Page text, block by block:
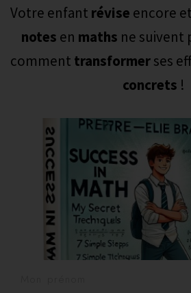
LES MATHS ET MOI
Votre enfant révise encore
notes en maths ne suivent
comment transformerses
concrets !